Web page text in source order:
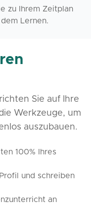
zu Ihrem Zeitplan
Lernen.
Sie auf Ihre
Werkzeuge, um
auszubauen.
100% Ihres
und schreiben
an